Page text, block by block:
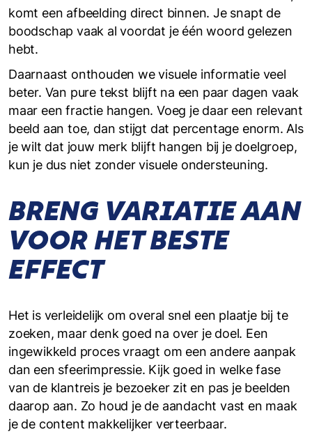
komt een afbeelding direct binnen. Je snapt de
boodschap vaak al voordat je één woord gelezen
hebt.
Daarnaast onthouden we visuele informatie veel
beter. Van pure tekst blijft na een paar dagen vaak
maar een fractie hangen. Voeg je daar een relevant
beeld aan toe, dan stijgt dat percentage enorm. Als
je wilt dat jouw merk blijft hangen bij je doelgroep,
kun je dus niet zonder visuele ondersteuning.
BRENG VARIATIE AAN
VOOR HET BESTE
EFFECT
Het is verleidelijk om overal snel een plaatje bij te
zoeken, maar denk goed na over je doel. Een
ingewikkeld proces vraagt om een andere aanpak
dan een sfeerimpressie. Kijk goed in welke fase
van de klantreis je bezoeker zit en pas je beelden
daarop aan. Zo houd je de aandacht vast en maak
je de content makkelijker verteerbaar.